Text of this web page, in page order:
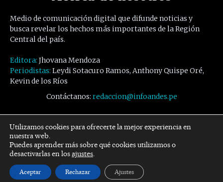
Medio de comunicación digital que difunde noticias y
busca revelar los hechos más importantes de la Región
Central del país.
Editora: Jhovana Mendoza
Periodistas: Leydi Sotacuro Ramos, Anthony Quispe Oré,
Kevin de los Ríos
Contáctanos: redaccion@infoandes.pe
Síguenos
Facebook Twitter Youtube
Utilizamos cookies para ofrecerte la mejor experiencia en
nuestra web.
Puedes aprender más sobre qué cookies utilizamos o
desactivarlas en losajustes.
Aceptar Rechazar Ajustes